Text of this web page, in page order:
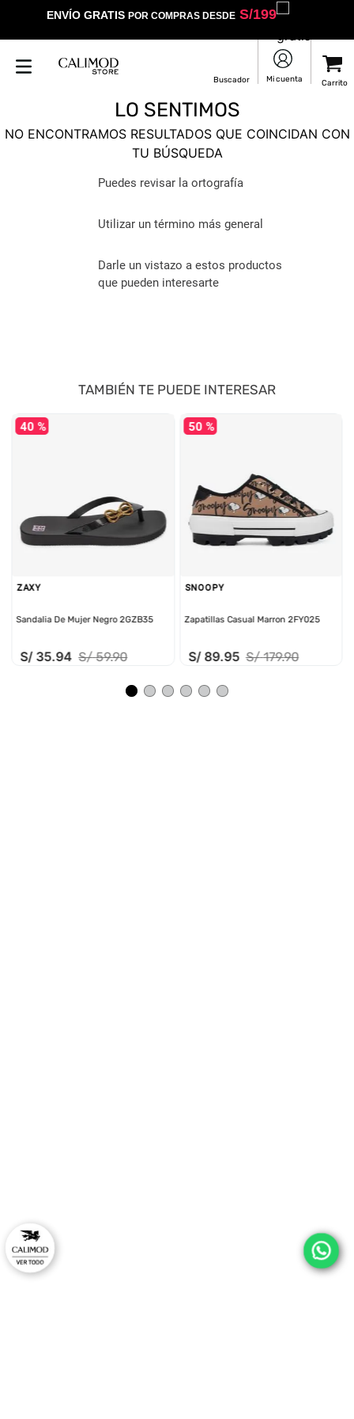
ENVÍO GRATIS POR COMPRAS DESDES/199
LO SENTIMOS
NO ENCONTRAMOS RESULTADOS QUE COINCIDAN CON
TU BÚSQUEDA
Puedes revisar la ortografía
Utilizar un término más general
Darle un vistazo a estos productos
que pueden interesarte
TAMBIÉN TE PUEDE INTERESAR
40 %
ZAXY
Sandalia De Mujer Negro 2GZB35
S/ 35.94 S/ 59.90
50 %
SNOOPY
Zapatillas Casual Marron 2FY025
S/ 89.95 S/ 179.90